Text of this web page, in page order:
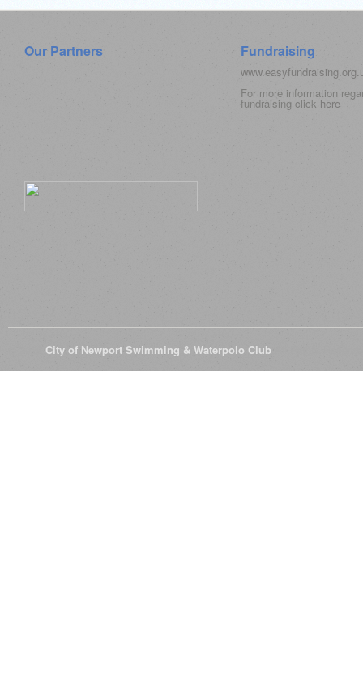
Our Partners Fundraising
For more information
fundraising click here
City of Newport Swimming & Waterpolo Club